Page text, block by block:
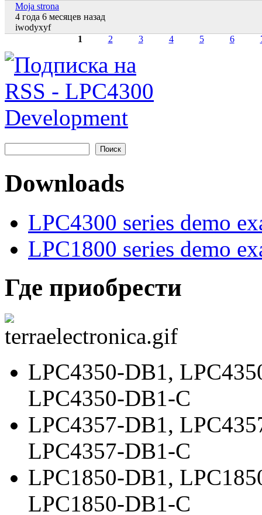
Обычная тема
Moja strona
4 года 6 месяцев назад
iwodyxyf
Страницы
1 2 3 4 5 6
Форма поиска
Downloads
LPC4300 series demo
LPC1800 series demo
Где приобрести
LPC4350-DB1,
LPC4350-DB1-C
LPC4357-DB1,
LPC4357-DB1-C
LPC1850-DB1,
LPC1850-DB1-C